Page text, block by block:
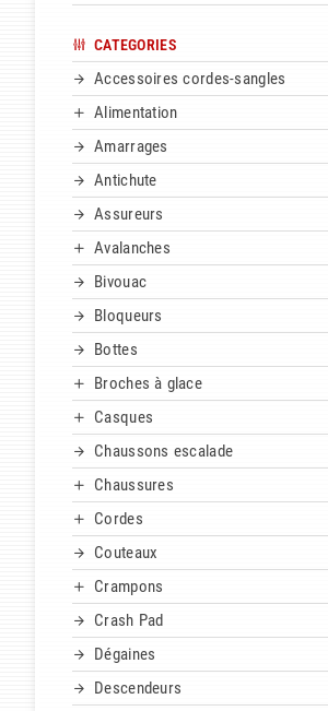
CATEGORIES
Accessoires cordes-sangles
Alimentation
Amarrages
Antichute
Assureurs
Avalanches
Bivouac
Bloqueurs
Bottes
Broches à glace
Casques
Chaussons escalade
Chaussures
Cordes
Couteaux
Crampons
Crash Pad
Dégaines
Descendeurs